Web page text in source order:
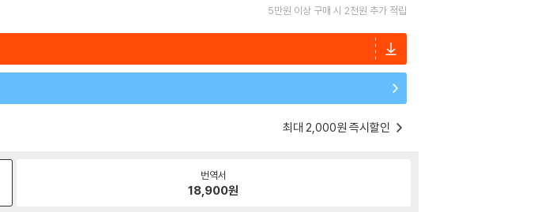
5만원 이상 구매 시 2천원 추가 적립
최대 2,000원 즉시할인
번역서
18,900원